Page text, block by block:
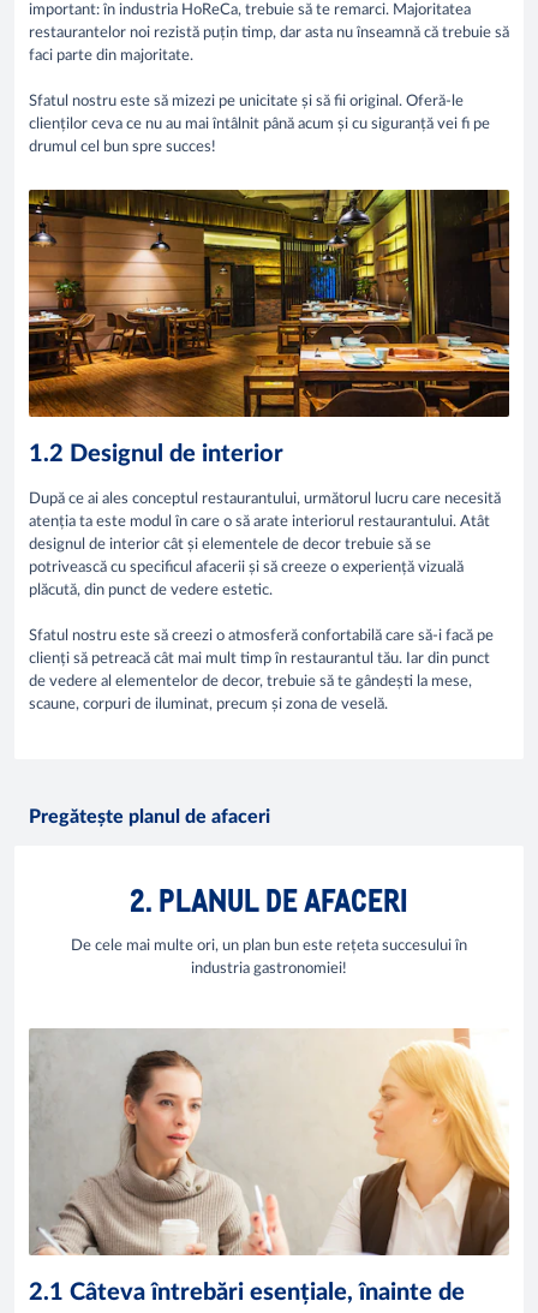
important: în industria HoReCa, trebuie să te remarci. Majoritatea
restaurantelor noi rezistă puțin timp, dar asta nu înseamnă că trebuie să
faci parte din majoritate.
Sfatul nostru este să mizezi pe unicitate și să fii original. Oferă-le
clienților ceva ce nu au mai întâlnit până acum și cu siguranță vei fi pe
drumul cel bun spre succes!
1.2 Designul de interior
După ce ai ales conceptul restaurantului, următorul lucru care necesită
atenția ta este modul în care o să arate interiorul restaurantului. Atât
designul de interior cât și elementele de decor trebuie să se
potrivească cu specificul afacerii și să creeze o experiență vizuală
plăcută, din punct de vedere estetic.
Sfatul nostru este să creezi o atmosferă confortabilă care să-i facă pe
clienți să petreacă cât mai mult timp în restaurantul tău. Iar din punct
de vedere al elementelor de decor, trebuie să te gândești la mese,
scaune, corpuri de iluminat, precum și zona de veselă.
Pregătește planul de afaceri
2. PLANUL DE AFACERI
De cele mai multe ori, un plan bun este rețeta succesului în
industria gastronomiei!
2.1 Câteva întrebări esențiale, înainte de